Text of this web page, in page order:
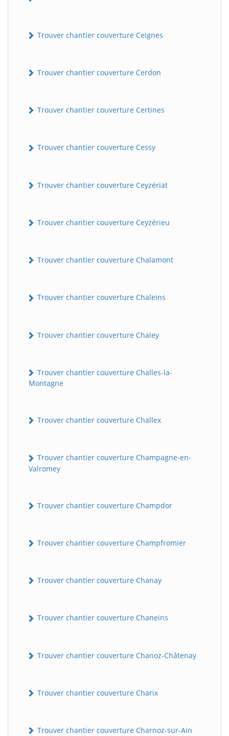
Trouver chantier couverture Ceignes
Trouver chantier couverture Cerdon
Trouver chantier couverture Certines
Trouver chantier couverture Cessy
Trouver chantier couverture Ceyzériat
Trouver chantier couverture Ceyzérieu
Trouver chantier couverture Chalamont
Trouver chantier couverture Chaleins
Trouver chantier couverture Chaley
Trouver chantier couverture Challes-la-
Montagne
Trouver chantier couverture Challex
Trouver chantier couverture Champagne-en-
Valromey
Trouver chantier couverture Champdor
Trouver chantier couverture Champfromier
Trouver chantier couverture Chanay
Trouver chantier couverture Chaneins
Trouver chantier couverture Chanoz-Châtenay
Trouver chantier couverture Charix
Trouver chantier couverture Charnoz-sur-Ain